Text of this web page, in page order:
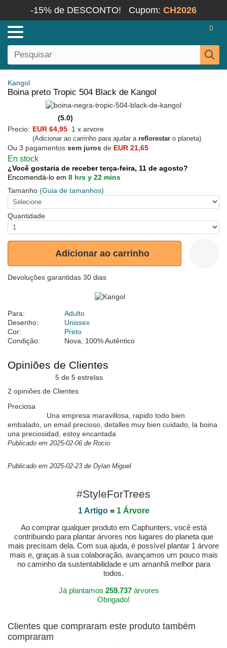
-15% de DESCONTO! Cupom: CH2026
0
Kangol
Boina preto Tropic 504 Black de Kangol
(5.0)
Precio: EUR 64,95 1 x arvore
(Adicionar ao carrinho para ajudar a reflorestar o planeta)
Ou 3 pagamentos sem juros de EUR 21,65
En stock
¿Você gostaria de receber terça-feira, 11 de agosto?
Encomendá-lo em 8 hrs y 22 mins
Tamanho (Guia de tamanhos)
Quantidade
Adicionar ao carrinho
Devoluções garantidas 30 dias
Para:
Adulto
Desenho:
Unissex
Cor:
Preto
Condição:
Nova; 100% Autêntico
Opiniões de Clientes
5 de 5 estrelas
2 opiniões de Clientes
Preciosa
Una empresa maravillosa, rapido todo bien
embalado, un email precioso, detalles muy bien cuidado, la boina
una preciosidad, estoy encantada
Publicado em 2025-02-06 de Rocio
Publicado em 2025-02-23 de Dylan Miguel
#StyleForTrees
1 Artigo= 1 Árvore
Ao comprar qualquer produto em Caphunters, você está
contribuindo para plantar árvores nos lugares do planeta que
mais precisam dela. Com sua ajuda, é possível plantar 1 árvore
mais e, graças à sua colaboração, avançamos um pouco mais
no caminho da sustentabilidade e um amanhã melhor para
todos.
Já plantamos 259.737árvores
Obrigado!
Clientes que compraram este produto também
compraram